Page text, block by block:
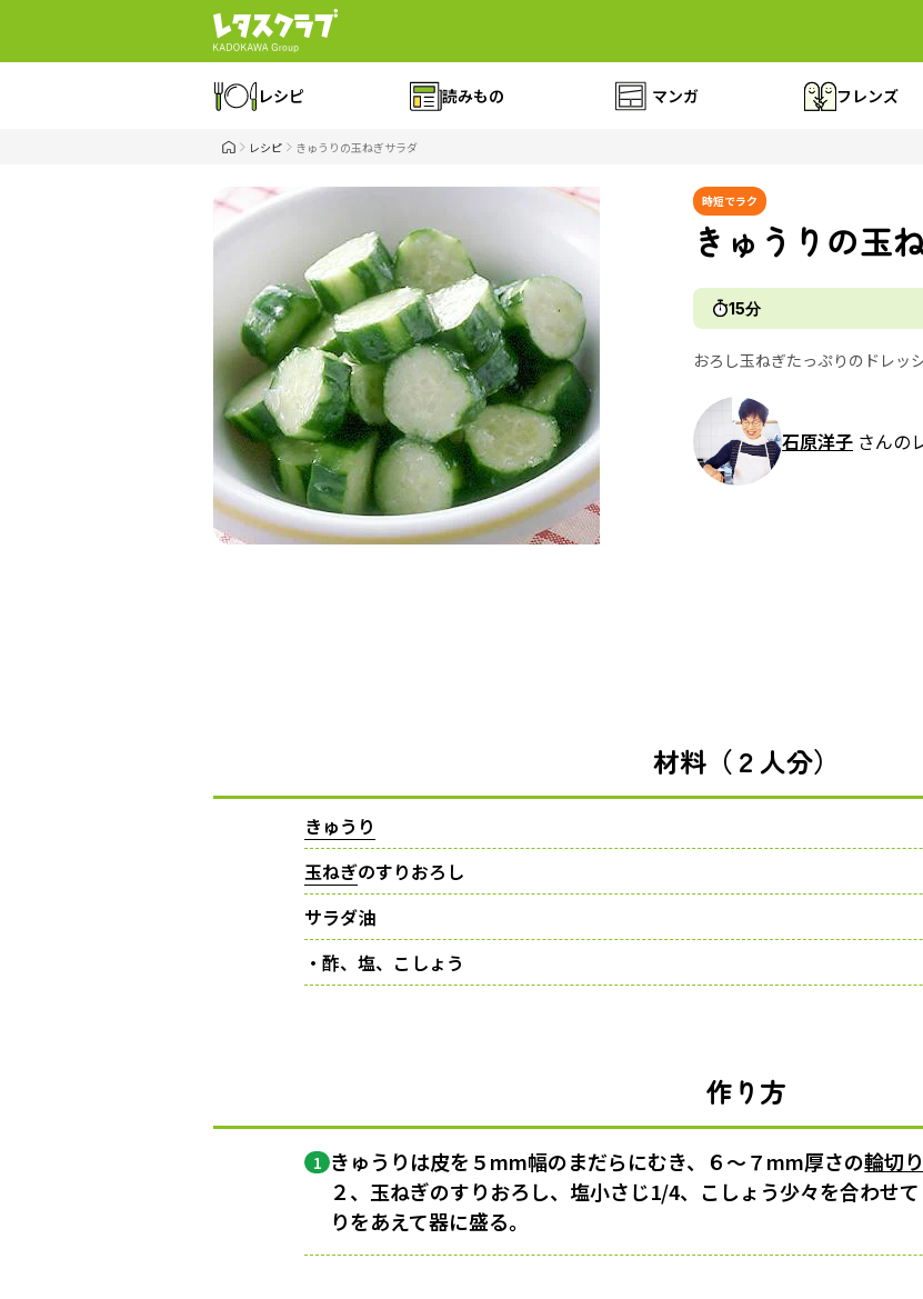
レシピ 読みもの マンガ フレンズ
レシピ きゅうりの玉ねぎサラダ
時短でラク
きゅうりの玉
15分
おろし玉ねぎたっぷりのドレッ
石原洋子 さんの
材料（２人分）
きゅうり
玉ねぎのすりおろし
サラダ油
・酢、塩、こしょう
作り方
1 きゅうりは皮を５mm幅のまだらにむき、６〜７mm厚さの輪切り
２、玉ねぎのすりおろし、塩小さじ1/4、こしょう少々を合わせ
りをあえて器に盛る。